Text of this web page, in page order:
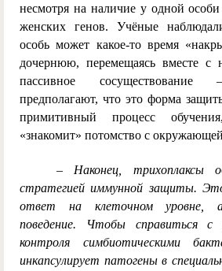
несмотря на наличие у одной
женских генов. Учёные
особь может какое-то время
дочернюю, перемещаясь вместе с
пассивное сосуществование
предполагают, что это форма
примитивный процесс
«знакомит» потомство с
– Наконец, трихоплаксы
стратегией иммунной защиты.
ответ на клеточном уровне, а
поведение. Чтобы справиться
контроля симбиотическими
инкапсулирует патогены в